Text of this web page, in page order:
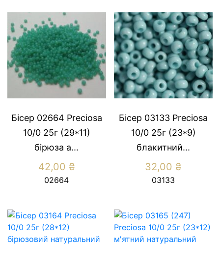
Бісер 02664 Preciosa
10/0 25г (29*11)
бiрюза а...
42,00 ₴
02664
Бісер 03133 Preсiosa
10/0 25г (23*9)
блакитний...
32,00 ₴
03133